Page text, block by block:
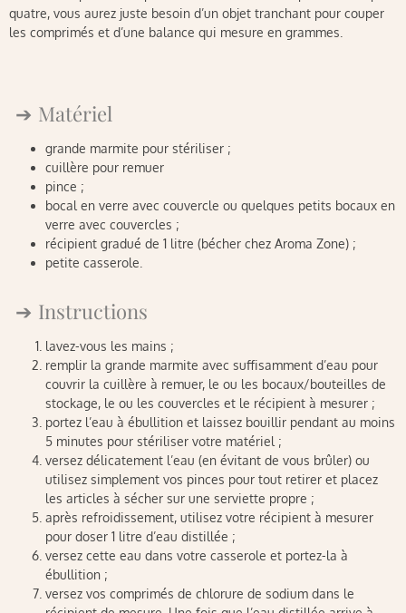
quatre, vous aurez juste besoin d’un objet tranchant pour couper
les comprimés et d’une balance qui mesure en grammes.
Matériel
grande marmite pour stériliser ;
cuillère pour remuer
pince ;
bocal en verre avec couvercle ou quelques petits bocaux en
verre avec couvercles ;
récipient gradué de 1 litre (bécher chez Aroma Zone) ;
petite casserole.
Instructions
lavez-vous les mains ;
remplir la grande marmite avec suffisamment d’eau pour
couvrir la cuillère à remuer, le ou les bocaux/bouteilles de
stockage, le ou les couvercles et le récipient à mesurer ;
portez l’eau à ébullition et laissez bouillir pendant au moins
5 minutes pour stériliser votre matériel ;
versez délicatement l’eau (en évitant de vous brûler) ou
utilisez simplement vos pinces pour tout retirer et placez
les articles à sécher sur une serviette propre ;
après refroidissement, utilisez votre récipient à mesurer
pour doser 1 litre d’eau distillée ;
versez cette eau dans votre casserole et portez-la à
ébullition ;
versez vos comprimés de chlorure de sodium dans le